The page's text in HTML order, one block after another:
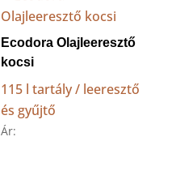
Ecodora Olajleeresztő
kocsi
115 l tartály / leeresztő
és gyűjtő
Ár: